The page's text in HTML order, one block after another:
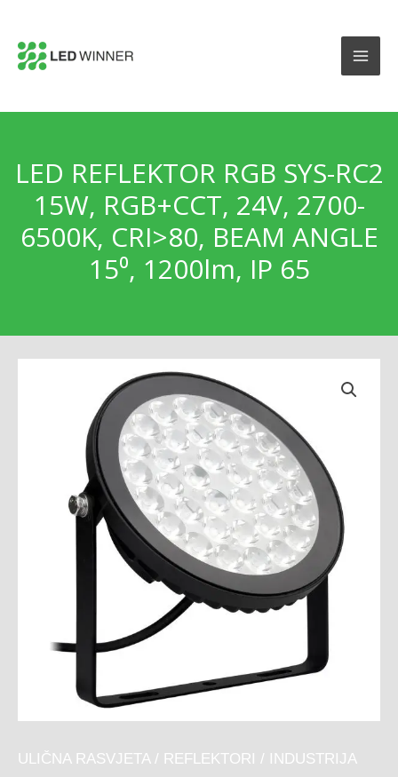
LED REFLEKTOR RGB SYS-RC2
15W, RGB+CCT, 24V, 2700-
6500K, CRI>80, BEAM ANGLE
15⁰, 1200lm, IP 65
ULIČNA RASVJETA / REFLEKTORI / INDUSTRIJA